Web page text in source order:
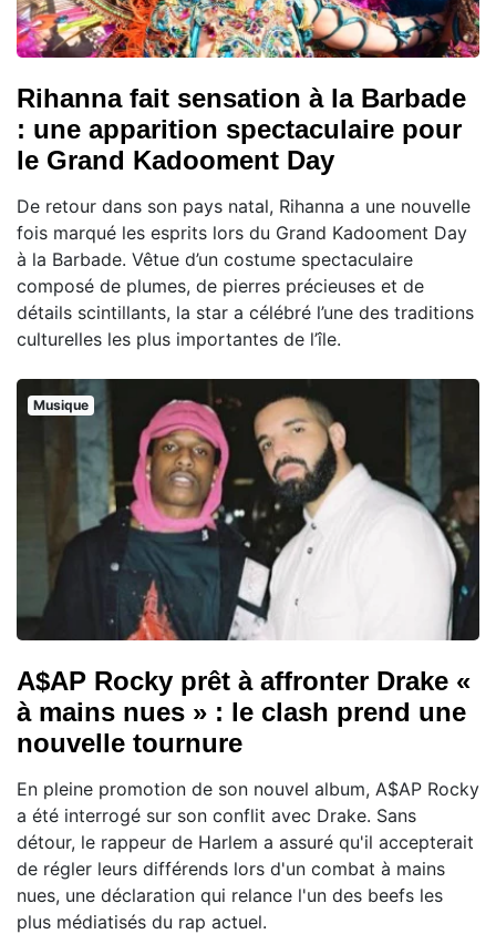
Rihanna fait sensation à la Barbade
: une apparition spectaculaire pour
le Grand Kadooment Day
De retour dans son pays natal, Rihanna a une nouvelle
fois marqué les esprits lors du Grand Kadooment Day
à la Barbade. Vêtue d’un costume spectaculaire
composé de plumes, de pierres précieuses et de
détails scintillants, la star a célébré l’une des traditions
culturelles les plus importantes de l’île.
Musique
A$AP Rocky prêt à affronter Drake «
à mains nues » : le clash prend une
nouvelle tournure
En pleine promotion de son nouvel album, A$AP Rocky
a été interrogé sur son conflit avec Drake. Sans
détour, le rappeur de Harlem a assuré qu'il accepterait
de régler leurs différends lors d'un combat à mains
nues, une déclaration qui relance l'un des beefs les
plus médiatisés du rap actuel.